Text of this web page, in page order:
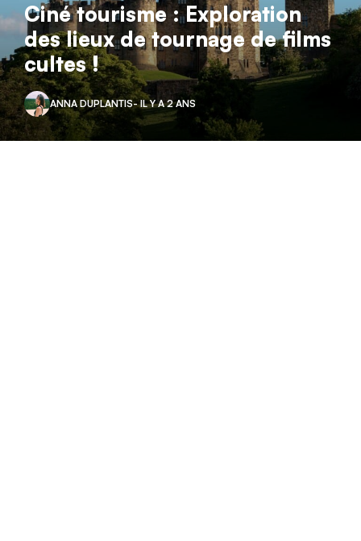
Ciné tourisme : Exploration
des lieux de tournage de films
cultes !
ANNA DUPLANTIS- IL Y A 2 ANS